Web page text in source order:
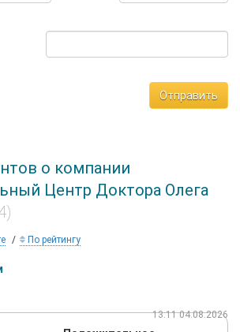
Отправить
о компании
Центр Доктора Олега
По рейтингу
13:11 04.08.2026